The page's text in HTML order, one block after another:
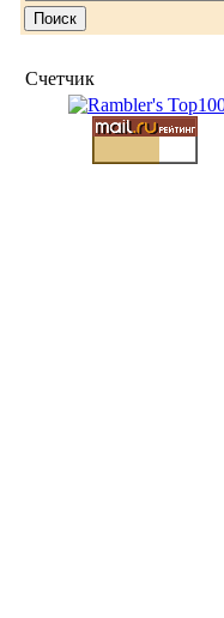
Счетчик